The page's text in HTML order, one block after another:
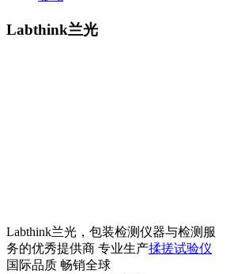
Labthink兰光
Labthink兰光，包装检测仪器与检测服
务的优秀提供商 专业生产揉搓试验仪
国际品质 畅销全球